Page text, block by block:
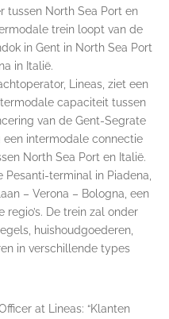
tussen North Sea Port en
trein loopt van de
in Gent in North Sea Port
in Italië.
Lineas, ziet een
capaciteit tussen
van de Gent-Segrate
een intermodale connectie
North Sea Port en Italië.
terminal in Piadena,
– Verona – Bologna, een
regio’s. De trein zal onder
huishoudgoederen,
in verschillende types
at Lineas: “Klanten